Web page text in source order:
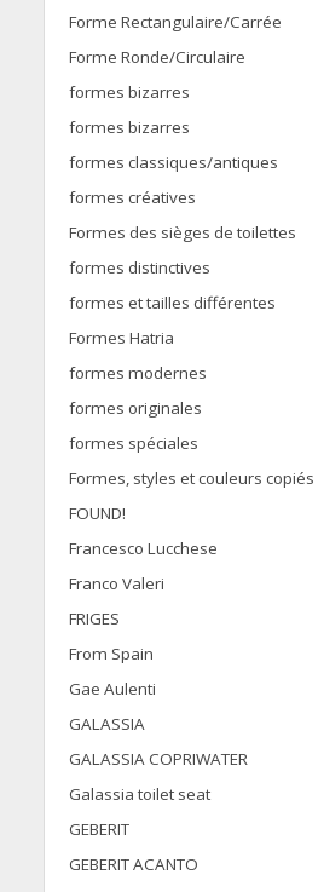
Forme Rectangulaire/Carrée
Forme Ronde/Circulaire
formes bizarres
formes bizarres
formes classiques/antiques
formes créatives
Formes des sièges de toilettes
formes distinctives
formes et tailles différentes
Formes Hatria
formes modernes
formes originales
formes spéciales
Formes, styles et couleurs copiés
FOUND!
Francesco Lucchese
Franco Valeri
FRIGES
From Spain
Gae Aulenti
GALASSIA
GALASSIA COPRIWATER
Galassia toilet seat
GEBERIT
GEBERIT ACANTO